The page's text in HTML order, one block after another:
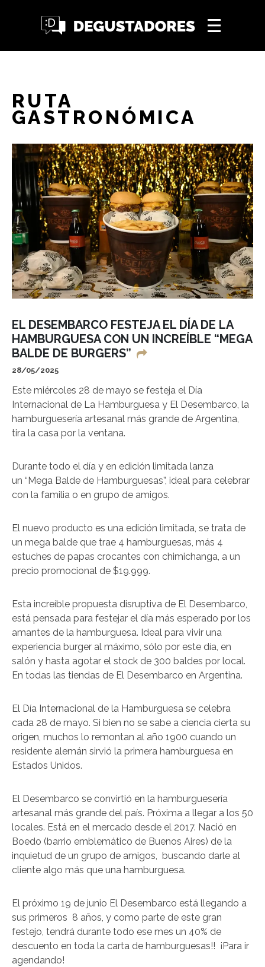
RUTA
GASTRONÓMICA
EL DESEMBARCO FESTEJA EL DÍA DE LA
HAMBURGUESA CON UN INCREÍBLE “MEGA
BALDE DE BURGERS”
28/05/2025
Este miércoles 28 de mayo se festeja el Día
Internacional de La Hamburguesa y El Desembarco, la
hamburguesería artesanal más grande de Argentina,
tira la casa por la ventana.
Durante todo el día y en edición limitada lanza
un “Mega Balde de Hamburguesas”, ideal para celebrar
con la familia o en grupo de amigos.
El nuevo producto es una edición limitada, se trata de
un mega balde que trae 4 hamburguesas, más 4
estuches de papas crocantes con chimichanga, a un
precio promocional de $19.999.
Esta increíble propuesta disruptiva de El Desembarco,
está pensada para festejar el día más esperado por los
amantes de la hamburguesa. Ideal para vivir una
experiencia burger al máximo, sólo por este día, en
salón y hasta agotar el stock de 300 baldes por local.
En todas las tiendas de El Desembarco en Argentina.
El Día Internacional de la Hamburguesa se celebra
cada 28 de mayo. Si bien no se sabe a ciencia cierta su
origen, muchos lo remontan al año 1900 cuando un
residente alemán sirvió la primera hamburguesa en
Estados Unidos.
El Desembarco se convirtió en la hamburguesería
artesanal más grande del país. Próxima a llegar a los 50
locales. Está en el mercado desde el 2017. Nació en
Boedo (barrio emblemático de Buenos Aires) de la
inquietud de un grupo de amigos, buscando darle al
cliente algo más que una hamburguesa.
El próximo 19 de junio El Desembarco está llegando a
sus primeros 8 años, y como parte de este gran
festejo, tendrá durante todo ese mes un 40% de
descuento en toda la carta de hamburguesas!! ¡Para ir
agendando!